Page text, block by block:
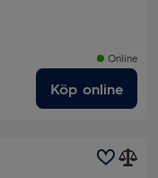
Online
Köp online